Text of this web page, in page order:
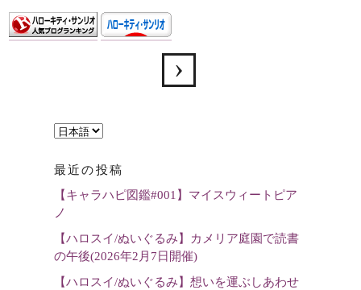
言
を
選
最近の投稿
【キャラハピ図鑑#001】マイスウィートピア
ノ
【ハロスイ/ぬいぐるみ】カメリア庭園で読書
の午後(2026年2月7日開催)
【ハロスイ/ぬいぐるみ】想いを運ぶしあわせ